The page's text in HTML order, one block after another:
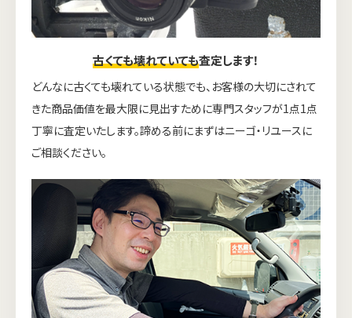
古くても壊れていても査定します！
どんなに古くても壊れている状態でも、お客様の大切にされて
きた商品価値を最大限に見出すために専門スタッフが1点1点
丁寧に査定いたします。諦める前にまずはニーゴ・リユースに
ご相談ください。